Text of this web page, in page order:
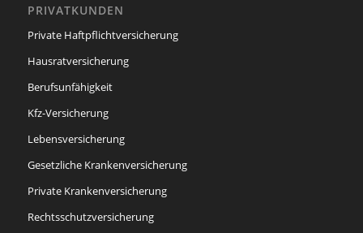
PRIVATKUNDEN
Private Haftpflichtversicherung
Hausratversicherung
Berufsunfähigkeit
Kfz-Versicherung
Lebensversicherung
Gesetzliche Krankenversicherung
Private Krankenversicherung
Rechtsschutzversicherung